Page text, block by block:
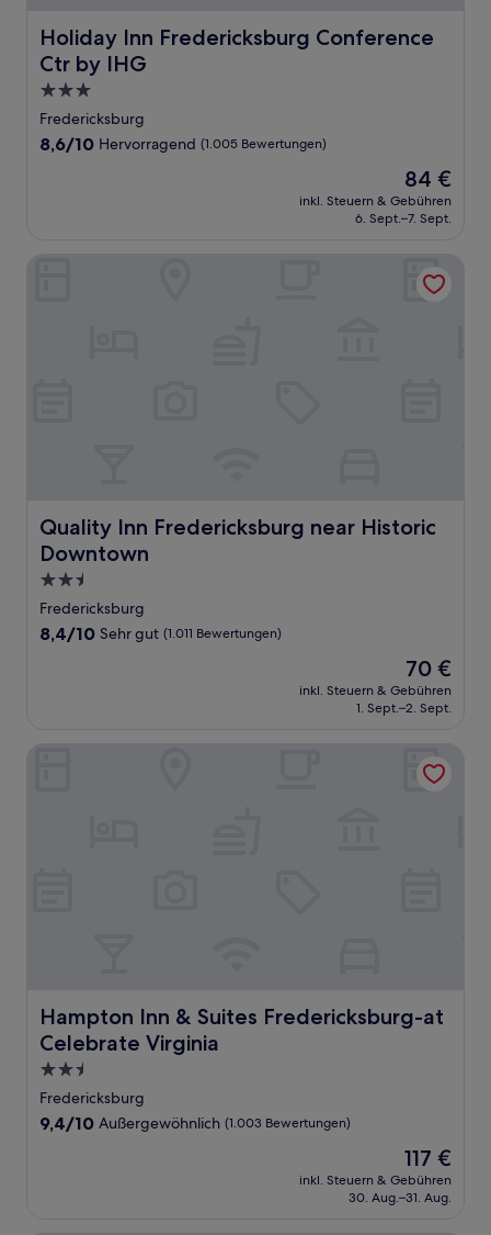
Holiday Inn Fredericksburg Conference
Ctr by IHG
Holiday Inn Fredericksburg Conference Ctr by IHG
3.0-
Sterne-
Unterkunft
Fredericksburg
8.6
8,6/10 Hervorragend (1.005 Bewertungen)
Der
Preis
beträgt
84 €
inkl. Steuern & Gebühren
6. Sept.–7. Sept.
Quality Inn Fredericksburg near Historic
Downtown
Quality Inn Fredericksburg near Historic Downtown
2.5-
Sterne-
Unterkunft
Fredericksburg
8.4
Bewertungen)
8,4/10 Sehr gut (1.011 Bewertungen)
Der
Preis
beträgt
70 €
inkl. Steuern & Gebühren
1. Sept.–2. Sept.
Quality Inn Fredericksburg near Historic Downtown
Hampton Inn & Suites Fredericksburg-at
Celebrate Virginia
Hampton Inn & Suites Fredericksburg-at Celebrate
2.5-
Sterne-
Unterkunft
Fredericksburg
9.4
9,4/10 Außergewöhnlich (1.003 Bewertungen)
Der
Preis
beträgt
117 €
inkl. Steuern & Gebühren
30. Aug.–31. Aug.
Hampton Inn & Suites Fredericksburg-at Celebrate